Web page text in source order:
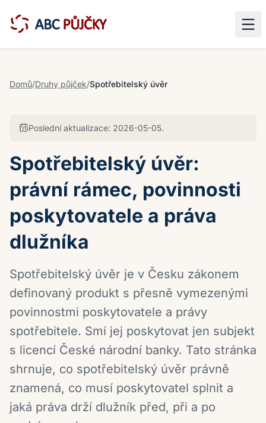
Domů/Druhy půjček/Spotřebitelský úvěr
Poslední aktualizace: 2026-05-05.
Spotřebitelský úvěr:
právní rámec, povinnosti
poskytovatele a práva
dlužníka
Spotřebitelský úvěr je v Česku zákonem
definovaný produkt s přesně vymezenými
povinnostmi poskytovatele a právy
spotřebitele. Smí jej poskytovat jen subjekt
s licencí České národní banky. Tato stránka
shrnuje, co spotřebitelský úvěr právně
znamená, co musí poskytovatel splnit a
jaká práva drží dlužník před, při a po